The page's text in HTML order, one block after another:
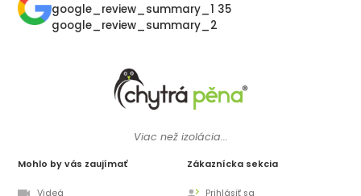
google_review_summary_1 35
google_review_summary_2
Viac než izolácia...
Mohlo by vás zaujímať
Videá
Zákaznícka sekcia
Prihlásiť sa